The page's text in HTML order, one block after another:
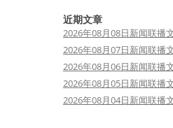
近期文章
2026年08月08日新闻联播
2026年08月07日新闻联播
2026年08月06日新闻联播
2026年08月05日新闻联播
2026年08月04日新闻联播